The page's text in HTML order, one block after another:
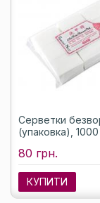
Серветки
(упаковка),
80 грн.
КУПИТИ